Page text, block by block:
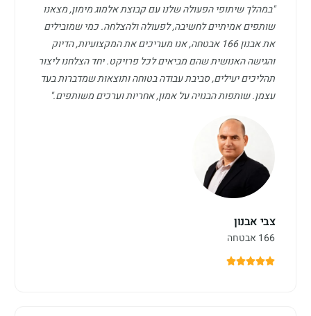
"במהלך שיתופי הפעולה שלנו עם קבוצת אלמוג מימון, מצאנו
שותפים אמיתיים לחשיבה, לפעולה ולהצלחה. כמי שמובילים
את אבנון 166 אבטחה, אנו מעריכים את המקצועיות, הדיוק
והגישה האנושית שהם מביאים לכל פרויקט. יחד הצלחנו ליצור
תהליכים יעילים, סביבת עבודה בטוחה ותוצאות שמדברות בעד
עצמן. שותפות הבנויה על אמון, אחריות וערכים משותפים."
צבי אבנון
166 אבטחה